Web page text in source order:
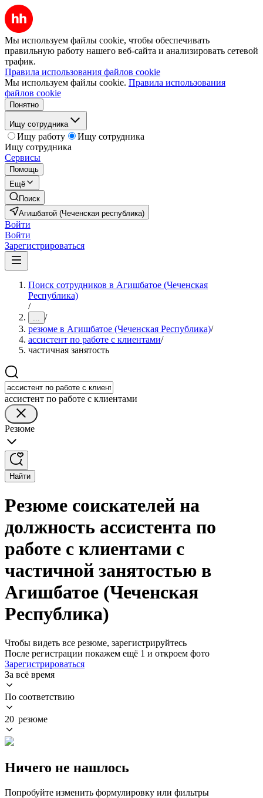
Мы используем файлы cookie, чтобы обеспечивать
правильную работу нашего веб-сайта и анализировать сетевой
трафик.
Правила использования файлов cookie
Мы используем файлы cookie. Правила использования
файлов cookie
Понятно
Ищу сотрудника
Ищу работу
Ищу сотрудника
Ищу сотрудника
Сервисы
Помощь
Ещё
Поиск
Агишбатой (Чеченская республика)
Войти
Войти
Зарегистрироваться
Поиск сотрудников в Агишбатое (Чеченская
Республика)
/
... /
резюме в Агишбатое (Чеченская Республика)/
ассистент по работе с клиентами/
частичная занятость
ассистент по работе с клиентами
Резюме
Найти
Резюме соискателей на
должность ассистента по
работе с клиентами с
частичной занятостью в
Агишбатое (Чеченская
Республика)
Чтобы видеть все резюме, зарегистрируйтесь
После регистрации покажем ещё 1 и откроем фото
Зарегистрироваться
За всё время
По соответствию
20 резюме
Ничего не нашлось
Попробуйте изменить формулировку или фильтры